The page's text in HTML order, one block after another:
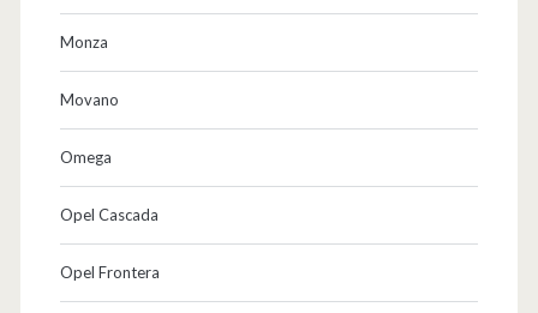
Monza
Movano
Omega
Opel Cascada
Opel Frontera